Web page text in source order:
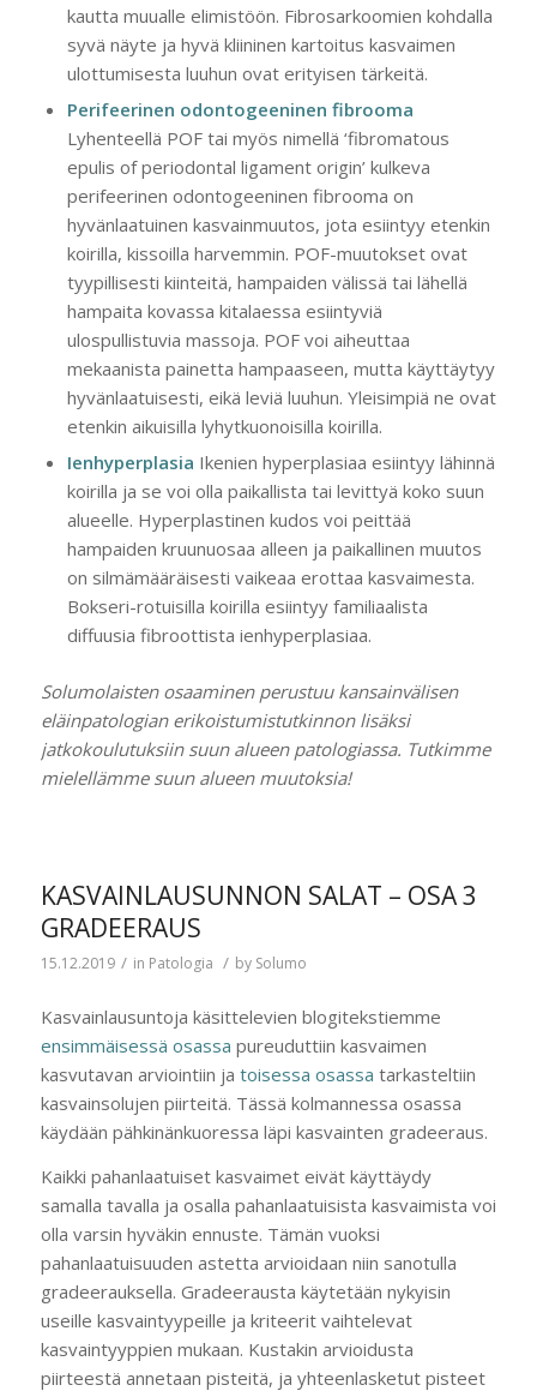
kautta muualle elimistöön. Fibrosarkoomien kohdalla
syvä näyte ja hyvä kliininen kartoitus kasvaimen
ulottumisesta luuhun ovat erityisen tärkeitä.
Perifeerinen odontogeeninen fibrooma
Lyhenteellä POF tai myös nimellä ‘fibromatous
epulis of periodontal ligament origin’ kulkeva
perifeerinen odontogeeninen fibrooma on
hyvänlaatuinen kasvainmuutos, jota esiintyy etenkin
koirilla, kissoilla harvemmin. POF-muutokset ovat
tyypillisesti kiinteitä, hampaiden välissä tai lähellä
hampaita kovassa kitalaessa esiintyviä
ulospullistuvia massoja. POF voi aiheuttaa
mekaanista painetta hampaaseen, mutta käyttäytyy
hyvänlaatuisesti, eikä leviä luuhun. Yleisimpiä ne ovat
etenkin aikuisilla lyhytkuonoisilla koirilla.
Ienhyperplasia Ikenien hyperplasiaa esiintyy lähinnä
koirilla ja se voi olla paikallista tai levittyä koko suun
alueelle. Hyperplastinen kudos voi peittää
hampaiden kruunuosaa alleen ja paikallinen muutos
on silmämääräisesti vaikeaa erottaa kasvaimesta.
Bokseri-rotuisilla koirilla esiintyy familiaalista
diffuusia fibroottista ienhyperplasiaa.
Solumolaisten osaaminen perustuu kansainvälisen
eläinpatologian erikoistumistutkinnon lisäksi
jatkokoulutuksiin suun alueen patologiassa. Tutkimme
mielellämme suun alueen muutoksia!
KASVAINLAUSUNNON SALAT – OSA 3
GRADEERAUS
15.12.2019 / in Patologia / by Solumo
Kasvainlausuntoja käsittelevien blogitekstiemme
ensimmäisessä osassa pureuduttiin kasvaimen
kasvutavan arviointiin ja toisessa osassa tarkasteltiin
kasvainsolujen piirteitä. Tässä kolmannessa osassa
käydään pähkinänkuoressa läpi kasvainten gradeeraus.
Kaikki pahanlaatuiset kasvaimet eivät käyttäydy
samalla tavalla ja osalla pahanlaatuisista kasvaimista voi
olla varsin hyväkin ennuste. Tämän vuoksi
pahanlaatuisuuden astetta arvioidaan niin sanotulla
gradeerauksella. Gradeerausta käytetään nykyisin
useille kasvaintyypeille ja kriteerit vaihtelevat
kasvaintyyppien mukaan. Kustakin arvioidusta
piirteestä annetaan pisteitä, ja yhteenlasketut pisteet